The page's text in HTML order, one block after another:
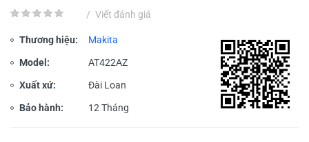
/ Viết đánh giá
Thương hiệu: Makita
Model: AT422AZ
Xuất xứ: Đài Loan
Bảo hành: 12 Tháng